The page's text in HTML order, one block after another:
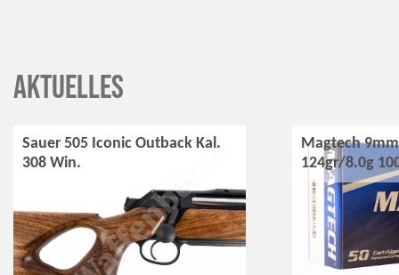
Aktuelles
Sauer 505 Iconic Outback Kal.
308 Win.
Magtech
124gr/8.0g